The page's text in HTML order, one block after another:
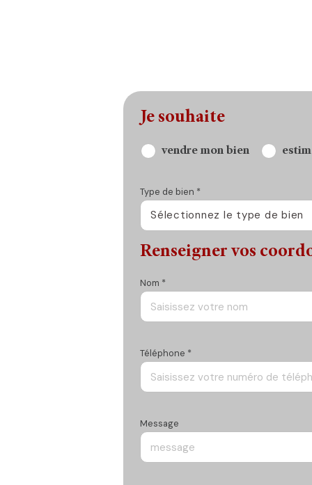
Je souhaite
vendre mon bien
Type de bien *
Sélectionnez le type de bien
Renseigner vos
Nom *
Téléphone *
Message